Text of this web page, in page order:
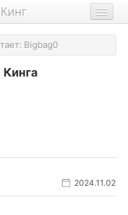
Bigbag0
2024.11.02